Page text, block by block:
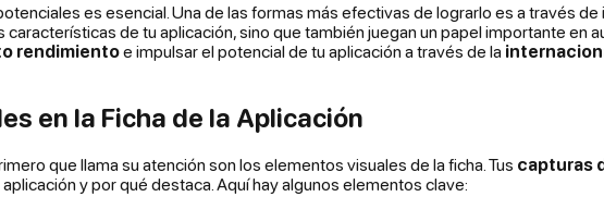
es esencial. Una de las formas más efectivas de lograrlo es a través
características de tu aplicación, sino que también juegan un papel importante en
rendimientoe impulsar el potencial de tu aplicación a través de la
en la Ficha de la Aplicación
que llama su atención son los elementos visuales de la ficha. Tus capturas
y por qué destaca. Aquí hay algunos elementos clave: